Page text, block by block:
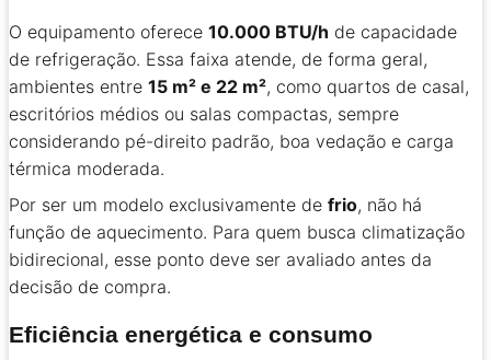
O equipamento oferece 10.000 BTU/h de capacidade
de refrigeração. Essa faixa atende, de forma geral,
ambientes entre 15 m² e 22 m², como quartos de casal,
escritórios médios ou salas compactas, sempre
considerando pé-direito padrão, boa vedação e carga
térmica moderada.
Por ser um modelo exclusivamente de frio, não há
função de aquecimento. Para quem busca climatização
bidirecional, esse ponto deve ser avaliado antes da
decisão de compra.
Eficiência energética e consumo